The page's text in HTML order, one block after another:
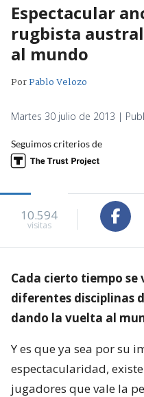
Espectacular
rugbista
al mundo
PorPablo Velozo
Martes 30 julio de 2013 |
Seguimos criterios de
10.594
visitas
Cada cierto tiempo se
diferentes disciplinas
dando la vuelta al
Y es que ya sea por su
espectacularidad,
jugadores que vale la